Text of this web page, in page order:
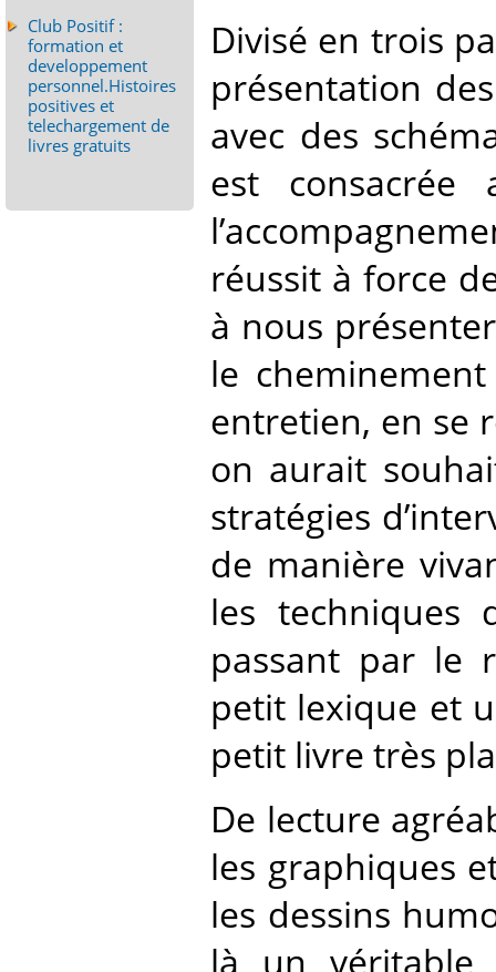
Divisé en trois
présentation
avec des
est consacrée
réussit à force
à nous
le cheminement
entretien, en se
on aurait
stratégies
de manière
les techniques
passant par le
petit lexique et
petit livre très
De lecture
les graphiques
les dessins
là un véritable
Club Positif :
formation et
developpement
personnel.Histoires
positives et
telechargement de
livres gratuits